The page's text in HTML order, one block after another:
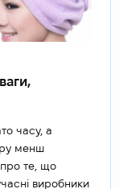
часу, а
менш
те, що
виробники